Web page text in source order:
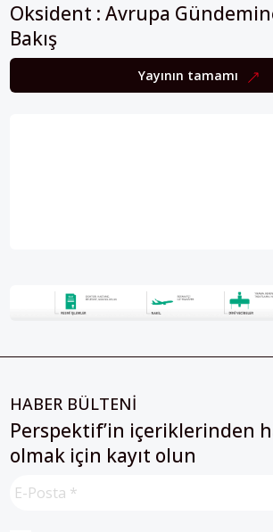
Oksident : Avrupa
Bakış
Yayının tamamı
HABER BÜLTENİ
Perspektif’in içeriklerinden
olmak için kayıt olun